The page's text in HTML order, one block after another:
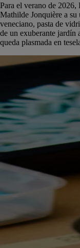
Para el verano de
Mathilde Jonquière a su
veneciano, pasta de
de un exuberante jardín
queda plasmada en